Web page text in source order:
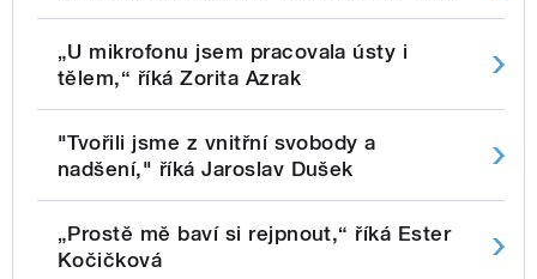
„U mikrofonu jsem pracovala ústy i
tělem,“ říká Zorita Azrak
"Tvořili jsme z vnitřní svobody a
nadšení," říká Jaroslav Dušek
„Prostě mě baví si rejpnout,“ říká Ester
Kočičková